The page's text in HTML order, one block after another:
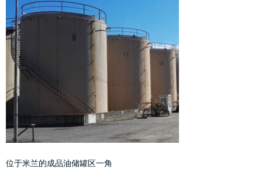
位于米兰的成品油储罐区一角